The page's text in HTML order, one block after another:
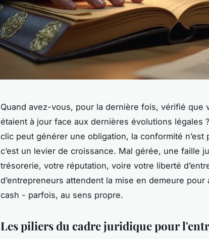
Quand avez-vous, pour la dernière fois, vérifié que
étaient à jour face aux dernières évolutions légales
clic peut générer une obligation, la conformité n’est
c’est un levier de croissance. Mal gérée, une faille
trésorerie, votre réputation, voire votre liberté
d’entrepreneurs attendent la mise en demeure pour
cash - parfois, au sens propre.
Les piliers du cadre juridique pour